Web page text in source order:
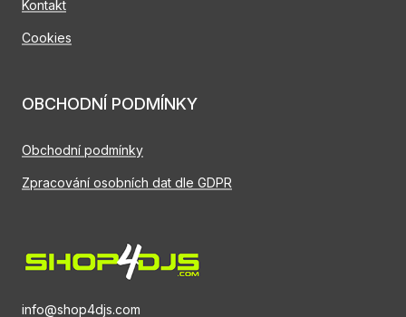
info@shop4djs.com
Kontakt
Cookies
OBCHODNÍ PODMÍNKY
Obchodní podmínky
Zpracování osobních dat dle GDPR